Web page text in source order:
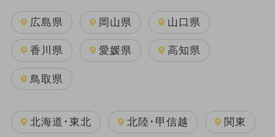
広島県 岡山県 山口県
香川県 愛媛県 高知県
鳥取県
北海道･東北 北陸･甲信越 関東